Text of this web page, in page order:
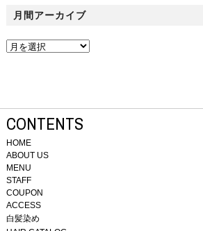
月間アーカイブ
CONTENTS
HOME
ABOUT US
MENU
STAFF
COUPON
ACCESS
白髪染め